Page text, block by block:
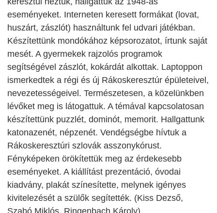
eseményeket. Interneten keresett formákat (lovat,
huszárt, zászlót) használtunk fel udvari játékban.
Készítettünk mondókához képsorozatot, írtunk saját
mesét. A gyermekek rajzolós programok
segítségével zászlót, kokárdát alkottak. Laptoppon
ismerkedtek a régi és új Rákoskeresztúr épületeivel,
nevezetességeivel. Természetesen, a közelünkben
lévőket meg is látogattuk. A témával kapcsolatosan
készítettünk puzzlét, dominót, memorit. Hallgattunk
katonazenét, népzenét. Vendégségbe hívtuk a
Rákoskeresztúri szlovák asszonykórust.
Fényképeken örökítettük meg az érdekesebb
eseményeket. A kiállítást prezentáció, óvodai
kiadvány, plakát színesítette, melynek igényes
kivitelezését a szülők segítették. (Kiss Dezső,
Szabó Miklós, Ringenbach Károly)